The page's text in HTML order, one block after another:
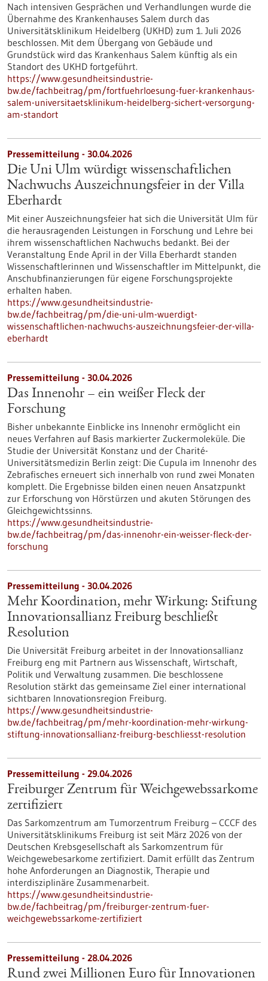
Nach intensiven Gesprächen und Verhandlungen wurde die
Übernahme des Krankenhauses Salem durch das
Universitätsklinikum Heidelberg (UKHD) zum 1. Juli 2026
beschlossen. Mit dem Übergang von Gebäude und
Grundstück wird das Krankenhaus Salem künftig als ein
Standort des UKHD fortgeführt.
https://www.gesundheitsindustrie-
bw.de/fachbeitrag/pm/fortfuehrloesung-fuer-krankenhaus-
salem-universitaetsklinikum-heidelberg-sichert-versorgung-
am-standort
Pressemitteilung - 30.04.2026
Die Uni Ulm würdigt wissenschaftlichen
Nachwuchs Auszeichnungsfeier in der Villa
Eberhardt
Mit einer Auszeichnungsfeier hat sich die Universität Ulm für
die herausragenden Leistungen in Forschung und Lehre bei
ihrem wissenschaftlichen Nachwuchs bedankt. Bei der
Veranstaltung Ende April in der Villa Eberhardt standen
Wissenschaftlerinnen und Wissenschaftler im Mittelpunkt, die
Anschubfinanzierungen für eigene Forschungsprojekte
erhalten haben.
https://www.gesundheitsindustrie-
bw.de/fachbeitrag/pm/die-uni-ulm-wuerdigt-
wissenschaftlichen-nachwuchs-auszeichnungsfeier-der-villa-
eberhardt
Pressemitteilung - 30.04.2026
Das Innenohr – ein weißer Fleck der
Forschung
Bisher unbekannte Einblicke ins Innenohr ermöglicht ein
neues Verfahren auf Basis markierter Zuckermoleküle. Die
Studie der Universität Konstanz und der Charité-
Universitätsmedizin Berlin zeigt: Die Cupula im Innenohr des
Zebrafisches erneuert sich innerhalb von rund zwei Monaten
komplett. Die Ergebnisse bilden einen neuen Ansatzpunkt
zur Erforschung von Hörstürzen und akuten Störungen des
Gleichgewichtssinns.
https://www.gesundheitsindustrie-
bw.de/fachbeitrag/pm/das-innenohr-ein-weisser-fleck-der-
forschung
Pressemitteilung - 30.04.2026
Mehr Koordination, mehr Wirkung: Stiftung
Innovationsallianz Freiburg beschließt
Resolution
Die Universität Freiburg arbeitet in der Innovationsallianz
Freiburg eng mit Partnern aus Wissenschaft, Wirtschaft,
Politik und Verwaltung zusammen. Die beschlossene
Resolution stärkt das gemeinsame Ziel einer international
sichtbaren Innovationsregion Freiburg.
https://www.gesundheitsindustrie-
bw.de/fachbeitrag/pm/mehr-koordination-mehr-wirkung-
stiftung-innovationsallianz-freiburg-beschliesst-resolution
Pressemitteilung - 29.04.2026
Freiburger Zentrum für Weichgewebssarkome
zertifiziert
Das Sarkomzentrum am Tumorzentrum Freiburg – CCCF des
Universitätsklinikums Freiburg ist seit März 2026 von der
Deutschen Krebsgesellschaft als Sarkomzentrum für
Weichgewebesarkome zertifiziert. Damit erfüllt das Zentrum
hohe Anforderungen an Diagnostik, Therapie und
interdisziplinäre Zusammenarbeit.
https://www.gesundheitsindustrie-
bw.de/fachbeitrag/pm/freiburger-zentrum-fuer-
weichgewebssarkome-zertifiziert
Pressemitteilung - 28.04.2026
Rund zwei Millionen Euro für Innovationen